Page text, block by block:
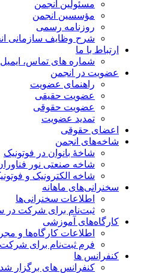
مسئولین انجمن
مؤسسین انجمن
روزنامه رسمی
شرح وظایف سازمانی
ارتباط با ما
شماره های تماس، ایمیل
عضویت در انجمن
راهنمای عضویت
عضویت حقیقی
عضویت حقوقی
تمدید عضویت
اعضای حقوقی
شاخه‌های انجمن
شاخۀ بانوان در فوتونیک
شاخه صنعتی نور فناوران
شاخه‌ الکترونیک و
سخنرانی‌های ماهانه
اطلاعات سخنرانی‌‌ها
ثبت‌نام برای شرکت در
کارگاه‌های آموزشی
اطلاعات کارگاه‌ها و
فرم ثبت‌نام برای شرکت
کنفرانس ها
کنفرانس های برگزار شده